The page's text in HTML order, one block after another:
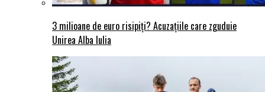
3 milioane de euro risipiți? Acuzațiile care zguduie
Unirea Alba Iulia